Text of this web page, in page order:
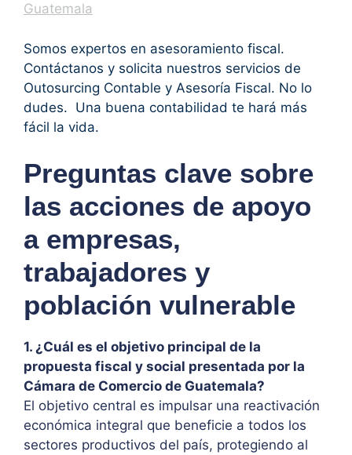
Guatemala
Somos expertos en asesoramiento fiscal.
Contáctanos y solicita nuestros servicios de
Outosurcing Contable y Asesoría Fiscal. No lo
dudes. Una buena contabilidad te hará más
fácil la vida.
Preguntas clave sobre
las acciones de apoyo
a empresas,
trabajadores y
población vulnerable
1. ¿Cuál es el objetivo principal de la
propuesta fiscal y social presentada por la
Cámara de Comercio de Guatemala?
El objetivo central es impulsar una reactivación
económica integral que beneficie a todos los
sectores productivos del país, protegiendo al